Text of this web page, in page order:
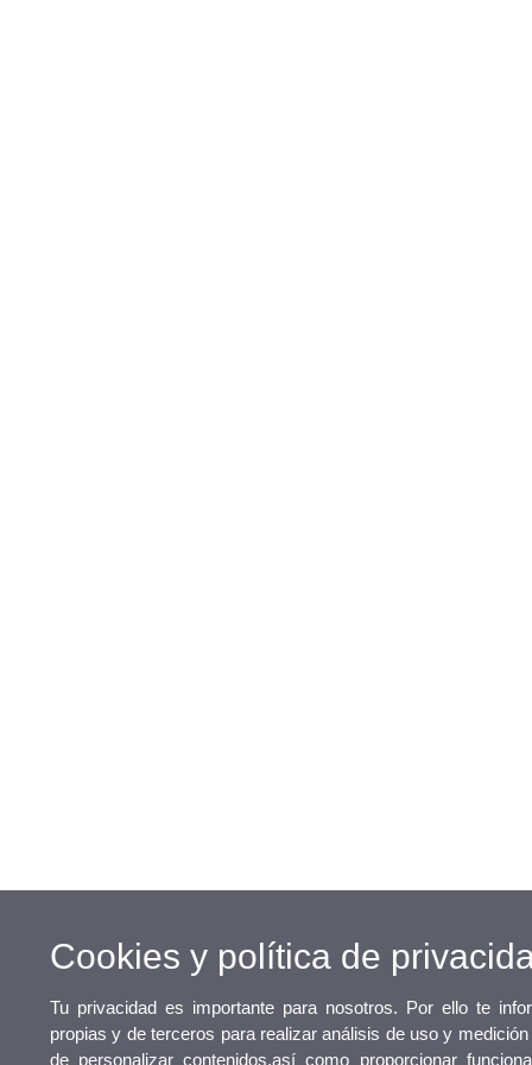
Cookies y política de
Tu privacidad es importante para nosotros. Por ello te
propias y de terceros para realizar análisis de uso y
de personalizar contenidos,así como proporcionar